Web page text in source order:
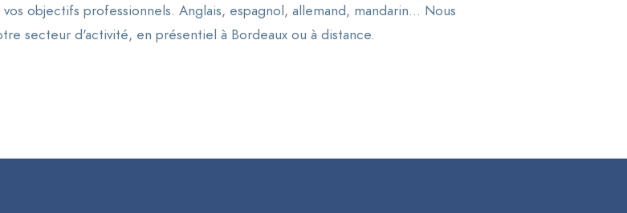
objectifs professionnels. Anglais, espagnol, allemand, mandarin… Nous
secteur d'activité, en présentiel à Bordeaux ou à distance.